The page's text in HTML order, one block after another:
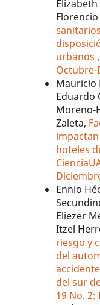
urbanos ,
Octubre-
Mauricio
Eduardo
Moreno-
Zaleta,
hoteles
Ennio
Eliezer
Itzel
riesgo y
del
del sur
19 No. 2: